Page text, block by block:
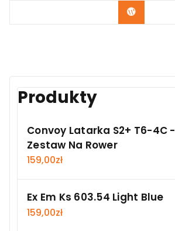
Kup Teraz
Produkty
Convoy Latarka S2+ T6-4C -
Zestaw Na Rower
159,00zł
Ex Em Ks 603.54 Light Blue
159,00zł